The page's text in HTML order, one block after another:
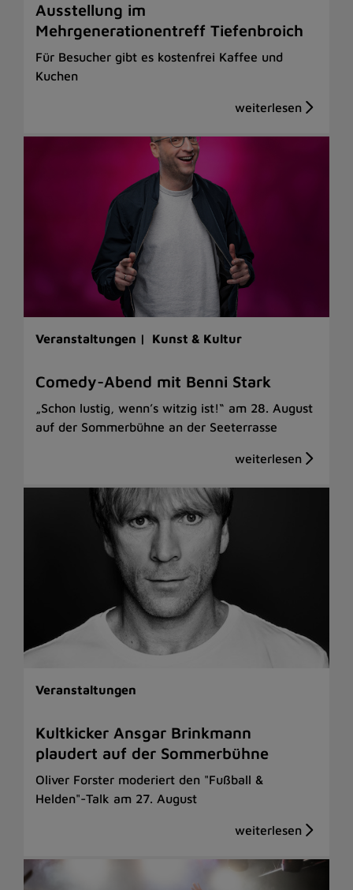
Ausstellung im
Mehrgenerationentreff Tiefenbroich
Für Besucher gibt es kostenfrei Kaffee und
Kuchen
Veranstaltungen | Kunst & Kultur
Comedy-Abend mit Benni Stark
„Schon lustig, wenn’s witzig ist!“ am 28. August
auf der Sommerbühne an der Seeterrasse
Veranstaltungen
Kultkicker Ansgar Brinkmann
plaudert auf der Sommerbühne
Oliver Forster moderiert den "Fußball &
Helden"-Talk am 27. August